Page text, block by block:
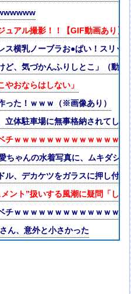
アル撮影！！【GIF動画あり】
ス横乳ノーブラお●ぱい！スリッ
ど、気づかんふりしとこ」（動画
おならはしない」
った！ｗｗｗ（※画像あり）
立体駐車場に無事格納されてしま
チｗｗｗｗｗｗｗｗｗｗｗｗｗ
ちゃんの水着写真に、ムキダシ
ル、デカケツをガラスに押し付
ント”扱いする風潮に疑問「し
チｗｗｗｗｗｗｗｗｗｗｗｗｗｗ
ん、意外と小さかった